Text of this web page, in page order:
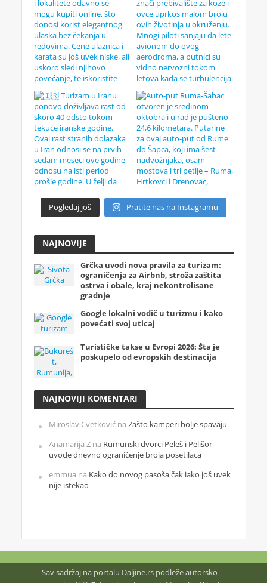
Pogledaj još Pratite nas na Instagramu
NAJNOVIJE
Grčka uvodi nova pravila za turizam:
ograničenja za Airbnb, stroža zaštita
ostrva i obale, kraj nekontrolisane
gradnje
Google lokalni vodič u turizmu i kako
povećati svoj uticaj
Turističke takse u Evropi 2026: Šta je
poskupelo od evropskih destinacija
NAJNOVIJI KOMENTARI
Miroslav Cvetkovićna Zašto kamperi bolje spavaju
Anamarija Zna Rumunski dvorci Peleš i Pelišor
uvode dnevno ograničenje broja posetilaca
emmua na Kako do novog pasoša čak iako još uvek
nije istekao
Sav sadržaj na portalu Daljine.rs podleže autorsko-